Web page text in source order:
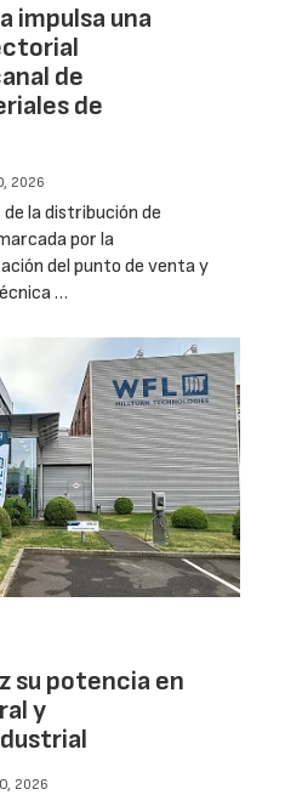
impulsa una
de
de
2026
la distribución de
por la
del punto de venta y
…
su potencia en
y
2026